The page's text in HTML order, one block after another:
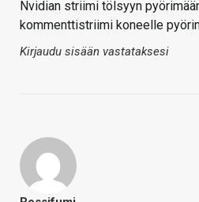
Nvidian striimi tölsyyn
kommenttistriimi koneelle
Kirjaudu sisään vastataksesi